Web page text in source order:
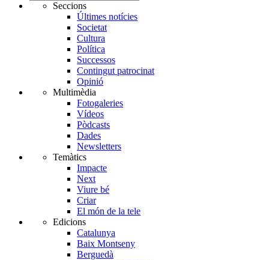
Seccions
Últimes notícies
Societat
Cultura
Política
Successos
Contingut patrocinat
Opinió
Multimèdia
Fotogaleries
Vídeos
Pòdcasts
Dades
Newsletters
Temàtics
Impacte
Next
Viure bé
Criar
El món de la tele
Edicions
Catalunya
Baix Montseny
Berguedà